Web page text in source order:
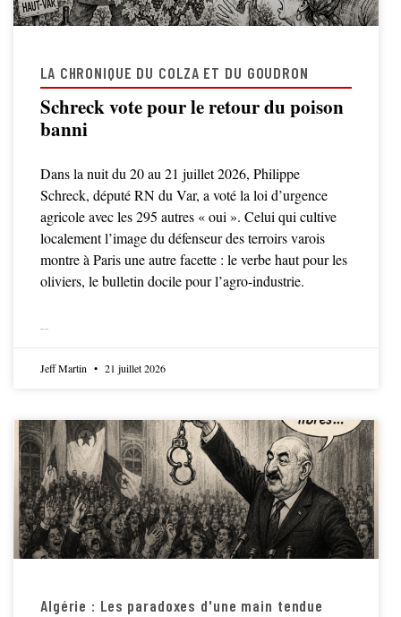
LA CHRONIQUE DU COLZA ET DU GOUDRON
Schreck vote pour le retour du poison
banni
Dans la nuit du 20 au 21 juillet 2026, Philippe
Schreck, député RN du Var, a voté la loi d’urgence
agricole avec les 295 autres « oui ». Celui qui cultive
localement l’image du défenseur des terroirs varois
montre à Paris une autre facette : le verbe haut pour les
oliviers, le bulletin docile pour l’agro-industrie.
Jeff Martin 21 juillet 2026
Algérie : Les paradoxes d'une main tendue